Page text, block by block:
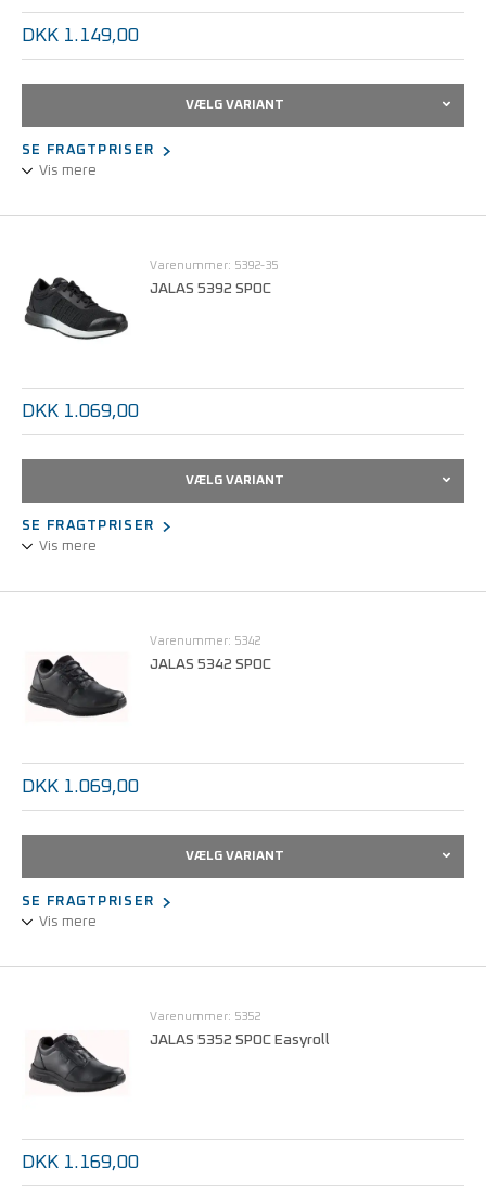
DKK 1.149,00
VÆLG VARIANT
SE FRAGTPRISER
Vis mere
Ventilationsnet, lav vægt, oliebestandig ydersål, antistatiske
egenskaber, Boa®
Fit System, ESD, dobbelte støddæmpningszoner, opfylder kravene
i IEC 61340-5-1 (ESD).
Varenummer: 5392-35
JALAS 5392 SPOC
DKK 1.069,00
VÆLG VARIANT
SE FRAGTPRISER
Vis mere
Skoene er testet og har godkendt skridbeskyttelse og
stødabsorberende såler i flere lag for personlig beskyttelse.
Opfylder kravene i IEC 61340-5-1 (ESD)
Varenummer: 5342
JALAS 5342 SPOC
DKK 1.069,00
VÆLG VARIANT
SE FRAGTPRISER
Vis mere
Lav vægt, oliebestandig ydersål, antistatiske egenskaber, ESD,
vandafvisende læder, dobbelte støddæmpningszoner, opfylder
kravene i IEC 61340-5-1 (ESD).
EN ISO 20347:2012, O2 A E FO SRC.
Varenummer: 5352
JALAS 5352 SPOC Easyroll
DKK 1.169,00